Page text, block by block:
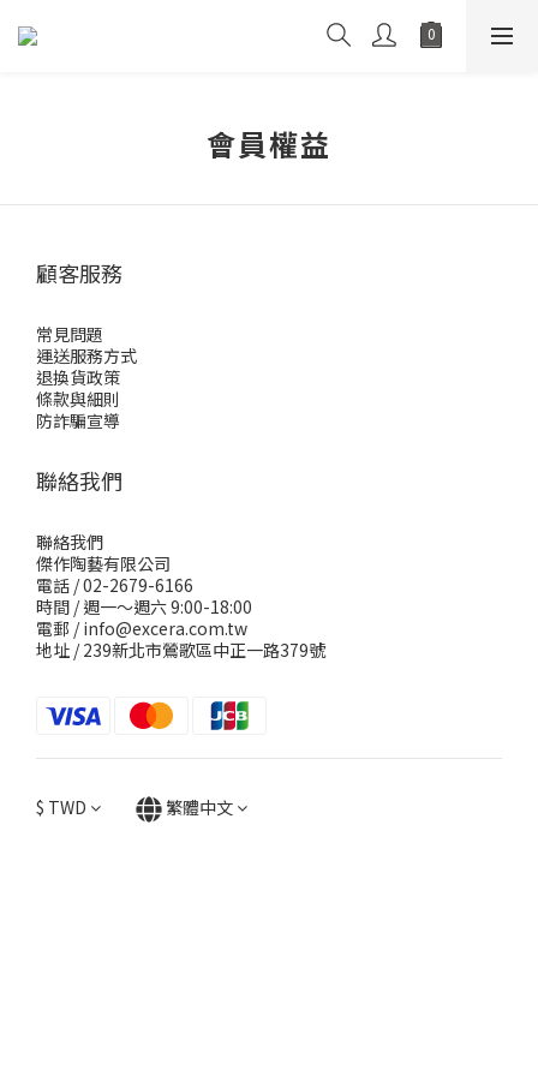
會員權益
顧客服務
常見問題
運送服務方式
退換貨政策
條款與細則
防詐騙宣導
聯絡我們
聯絡我們
傑作陶藝有限公司
電話 / 02-2679-6166
時間 / 週一～週六 9:00-18:00
電郵 / info@excera.com.tw
地址 / 239新北市鶯歌區中正一路379號
$ TWD 繁體中文